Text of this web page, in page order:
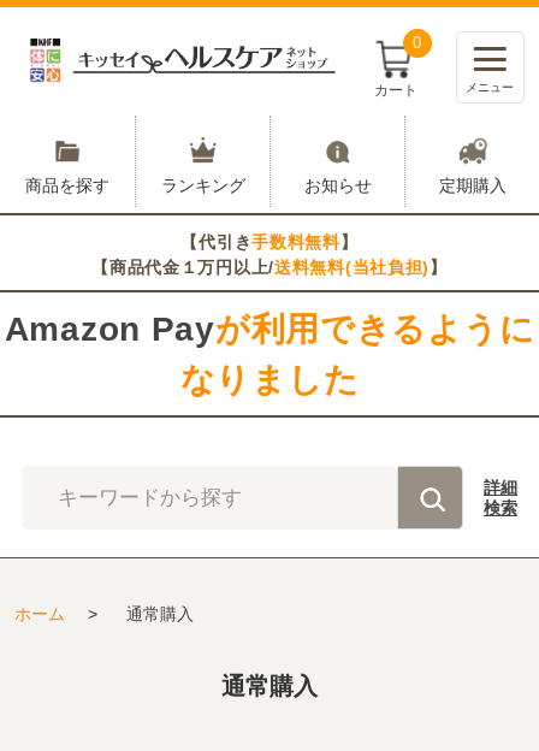
0
カート メニュー
商品を探す ランキング お知らせ 定期購入
【代引き手数料無料】
【商品代金１万円以上/送料無料(当社負担) 】
Amazon Payが利用できるように
なりました
キーワードから探す
詳細
検索
ホーム > 通常購入
通常購入